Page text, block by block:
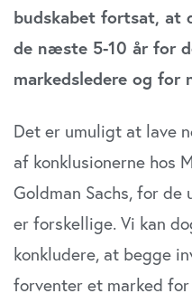
budskabet fortsat, at
de næste 5-10 år for
markedsledere og for
Det er umuligt at lave
af konklusionerne hos
Goldman Sachs, for
er forskellige. Vi kan
konkludere, at begge
forventer et marked